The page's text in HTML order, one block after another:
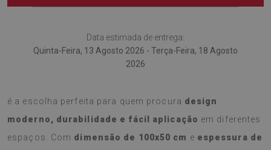
Data estimada de entrega:
Quinta-Feira, 13 Agosto 2026 - Terça-Feira, 18 Agosto
2026
é a escolha perfeita para quem procura design
moderno, durabilidade e fácil aplicação em diferentes
espaços. Com dimensão de 100x50 cm e espessura de